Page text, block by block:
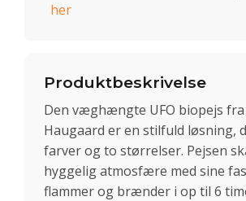
her
Produktbeskrivelse
Den væghængte UFO biopejs
Haugaard er en stilfuld løsning,
farver og to størrelser. Pejsen
hyggelig atmosfære med sine
flammer og brænder i op til 6